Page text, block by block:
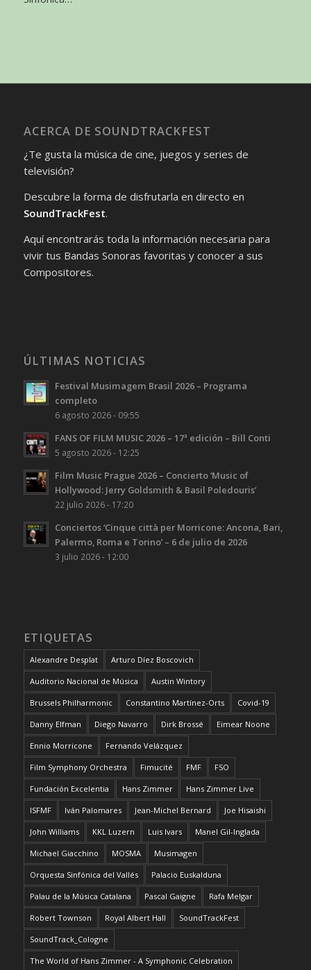
ACERCA DE SOUNDTRACKFEST
¿Te gusta la música de cine, juegos y series de
televisión?
Descubre la forma de disfrutarla en directo en
SoundTrackFest.
Aquí encontrarás toda la información necesaria para
vivir tus Bandas Sonoras favoritas y conocer a sus
Compositores.
ÚLTIMAS NOTICIAS
Festival Musimagem Brasil 2026 – Programa
completo
6 agosto 2026 - 09:55
FANS OF FILM MUSIC 2026 – 17ª edición – Bill Conti
5 agosto 2026 - 12:25
Film Music Prague 2026 – Concierto ‘Music of
Hollywood: Jerry Goldsmith & Basil Poledouris’
22 julio 2026 - 17:20
Conciertos ‘Cinque città per Morricone: Ancona, Bari,
Palermo, Roma e Torino’ – 6 de julio de 2026
3 julio 2026 - 12:00
ETIQUETAS
Alexandre Desplat Arturo Díez Boscovich
Auditorio Nacional de Música Austin Wintory
Brussels Philharmonic Constantino Martínez-Orts Covid-19
Danny Elfman Diego Navarro Dirk Brossé Eimear Noone
Ennio Morricone Fernando Velázquez
Film Symphony Orchestra Fimucité FMF FSO
Fundación Excelentia Hans Zimmer Hans Zimmer Live
ISFMF Iván Palomares Jean-Michel Bernard Joe Hisaishi
John Williams KKL Luzern Luis Ivars Manel Gil-Inglada
Michael Giacchino MOSMA Musimagen
Orquesta Sinfónica del Vallés Palacio Euskalduna
Palau de la Música Catalana Pascal Gaigne Rafa Melgar
Robert Townson Royal Albert Hall SoundTrackFest
SoundTrack_Cologne
The World of Hans Zimmer - A Symphonic Celebration